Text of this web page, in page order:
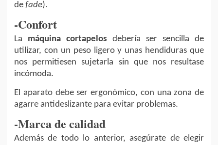
de fade).
-Confort
La máquina cortapelos debería ser sencilla de
utilizar, con un peso ligero y unas hendiduras que
nos permitiesen sujetarla sin que nos resultase
incómoda.
El aparato debe ser ergonómico, con una zona de
agarre antideslizante para evitar problemas.
-Marca de calidad
Además de todo lo anterior, asegúrate de elegir